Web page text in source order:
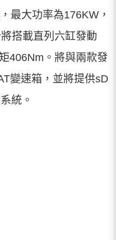
最大功率為176KW，
搭載直列六缸發動
406Nm。將與兩款發
變速箱，並將提供sD
統。